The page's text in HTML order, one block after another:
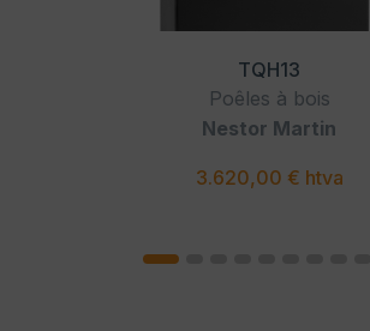
TQH13
Poêles à bois
Nestor Martin
3.620,00 € htva